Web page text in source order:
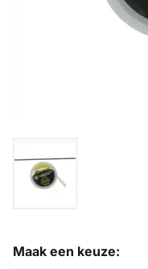
Maak een keuze: